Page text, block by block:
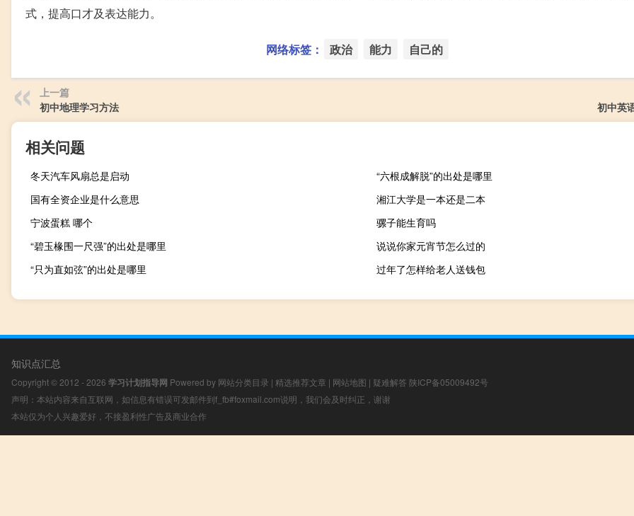
式，提高口才及表达能力。
网络标签： 政治 能力 自己的
上一篇
初中地理学习方法
初中英
相关问题
冬天汽车风扇总是启动
“六根成解脱”的出处是哪里
国有全资企业是什么意思
湘江大学是一本还是二本
宁波蛋糕 哪个
骡子能生育吗
“碧玉椽围一尺强”的出处是哪里
说说你家元宵节怎么过的
“只为直如弦”的出处是哪里
过年了怎样给老人送钱包
知识点汇总
Copyright © 2012 - 2026 学习计划指导网 Powered by 网站分类目录 | 精选推荐文章 | 网站地图 | 疑难解答 陕ICP备05009492号
声明：本站内容来自互联网，如信息有错误可发邮件到f_fb#foxmail.com说明，我们会及时纠正，谢谢
本站仅为个人兴趣爱好，不接盈利性广告及商业合作